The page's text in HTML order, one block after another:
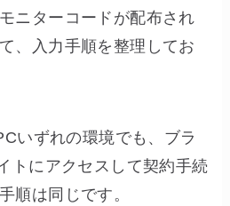
ニターコードが配布され
、入力手順を整理してお
いずれの環境でも、ブラ
トにアクセスして契約手続
順は同じです。